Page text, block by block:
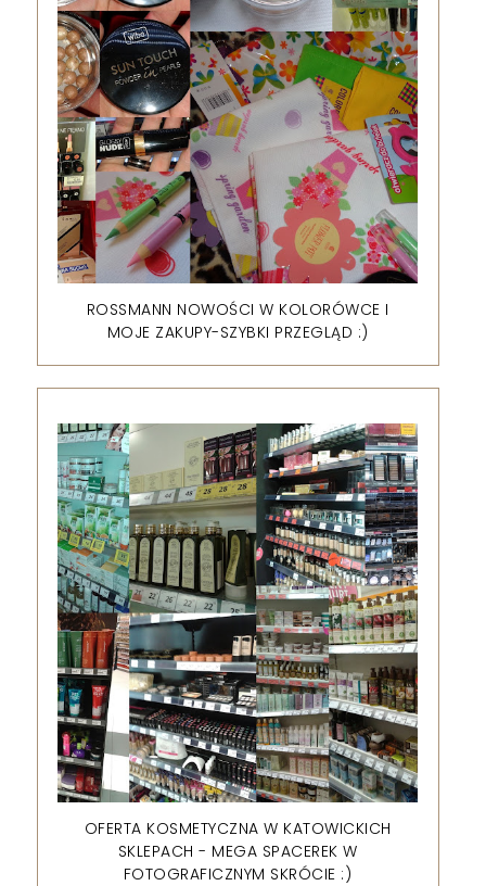
ROSSMANN NOWOŚCI W KOLORÓWCE I
MOJE ZAKUPY-SZYBKI PRZEGLĄD :)
OFERTA KOSMETYCZNA W KATOWICKICH
SKLEPACH - MEGA SPACEREK W
FOTOGRAFICZNYM SKRÓCIE :)